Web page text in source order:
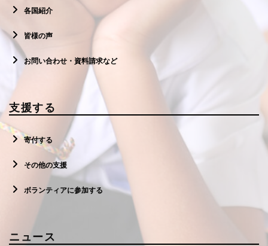
各国紹介
皆様の声
お問い合わせ・資料請求など
支援する
寄付する
その他の支援
ボランティアに参加する
ニュース